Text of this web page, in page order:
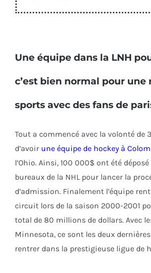
Une équipe dans la LNH
c’est bien normal pour une
sports avec des fans de
Tout a commencé avec la volonté de
d’avoir une équipe de hockey à
l’Ohio. Ainsi, 100 000$ ont été
bureaux de la NHL pour lancer la
d’admission. Finalement l’équipe
circuit lors de la saison 2000-2001
total de 80 millions de dollars. Avec
Minnesota, ce sont les deux
rentrer dans la prestigieuse ligue de